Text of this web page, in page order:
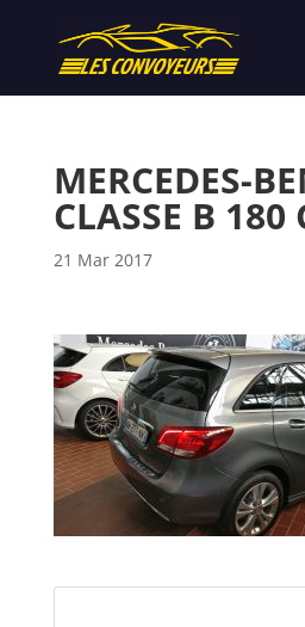
MERCEDES-
CLASSE B 180
21 Mar 2017